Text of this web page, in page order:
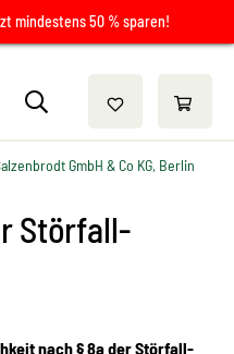
mindestens 50 % sparen!
GmbH & Co KG, Berlin
Störfall-
nach § 8a der Störfall-